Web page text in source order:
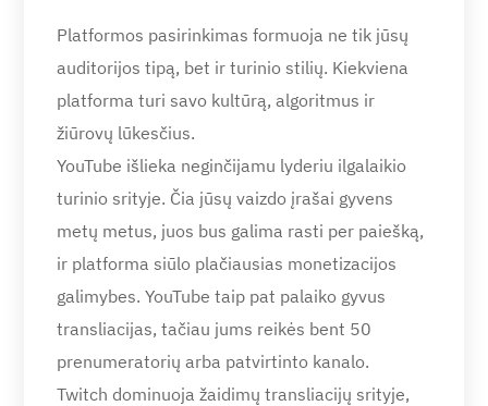
Platformos pasirinkimas formuoja ne tik jūsų
auditorijos tipą, bet ir turinio stilių. Kiekviena
platforma turi savo kultūrą, algoritmus ir
žiūrovų lūkesčius.
YouTube išlieka neginčijamu lyderiu ilgalaikio
turinio srityje. Čia jūsų vaizdo įrašai gyvens
metų metus, juos bus galima rasti per paiešką,
ir platforma siūlo plačiausias monetizacijos
galimybes. YouTube taip pat palaiko gyvus
transliacijas, tačiau jums reikės bent 50
prenumeratorių arba patvirtinto kanalo.
Twitch dominuoja žaidimų transliacijų srityje,